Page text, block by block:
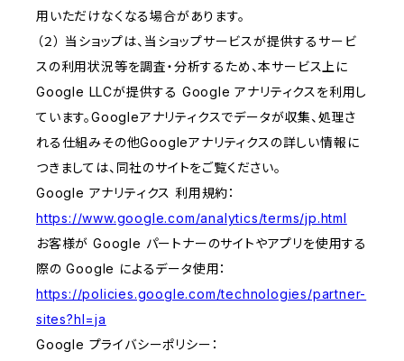
用いただけなくなる場合があります。
（２） 当ショップは、当ショップサービスが提供するサービ
スの利用状況等を調査・分析するため、本サービス上に
Google LLCが提供する Google アナリティクスを利用し
ています。Googleアナリティクスでデータが収集、処理さ
れる仕組みその他Googleアナリティクスの詳しい情報に
つきましては、同社のサイトをご覧ください。
Google アナリティクス 利用規約：
https://www.google.com/analytics/terms/jp.html
お客様が Google パートナーのサイトやアプリを使用する
際の Google によるデータ使用：
https://policies.google.com/technologies/partner-
sites?hl=ja
Google プライバシーポリシー：